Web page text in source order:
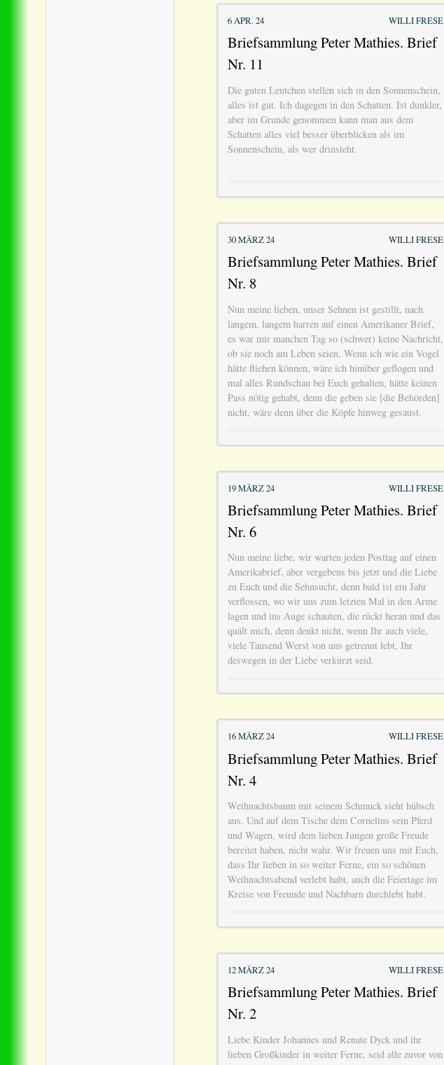
6 APR. 24 WILLI FRESE
Briefsammlung Peter Mathies. Brief
Nr. 11
Die guten Leutchen stellen sich in den Sonnenschein,
alles ist gut. Ich dagegen in den Schatten. Ist dunkler,
aber im Grunde genommen kann man aus dem
Schatten alles viel besser überblicken als im
Sonnenschein, als wer drinsteht.
30 MÄRZ 24 WILLI FRESE
Briefsammlung Peter Mathies. Brief
Nr. 8
Nun meine lieben, unser Sehnen ist gestillt, nach
langem, langem harren auf einen Amerikaner Brief,
es war mir manchen Tag so (schwer) keine Nachricht,
ob sie noch am Leben seien, Wenn ich wie ein Vogel
hätte fliehen können, wäre ich hinüber geflogen und
mal alles Rundschau bei Euch gehalten, hätte keinen
Pass nötig gehabt, denn die geben sie [die Behörden]
nicht, wäre denn über die Köpfe hinweg gesaust.
19 MÄRZ 24 WILLI FRESE
Briefsammlung Peter Mathies. Brief
Nr. 6
Nun meine liebe, wir warten jeden Posttag auf einen
Amerikabrief, aber vergebens bis jetzt und die Liebe
zu Euch und die Sehnsucht, denn bald ist ein Jahr
verflossen, wo wir uns zum letzten Mal in den Arme
lagen und ins Auge schauten, die rückt heran und das
quält mich, denn denkt nicht, wenn Ihr auch viele,
viele Tausend Werst von uns getrennt lebt, Ihr
deswegen in der Liebe verkürzt seid.
16 MÄRZ 24 WILLI FRESE
Briefsammlung Peter Mathies. Brief
Nr. 4
Weihnachtsbaum mit seinem Schmuck sieht hübsch
aus. Und auf dem Tische dem Cornelius sein Pferd
und Wagen, wird dem lieben Jungen große Freude
bereitet haben, nicht wahr. Wir freuen uns mit Euch,
dass Ihr lieben in so weiter Ferne, ein so schönen
Weihnachtsabend verlebt habt, auch die Feiertage im
Kreise von Freunde und Nachbarn durchlebt habt.
12 MÄRZ 24 WILLI FRESE
Briefsammlung Peter Mathies. Brief
Nr. 2
Liebe Kinder Johannes und Renate Dyck und ihr
lieben Großkinder in weiter Ferne, seid alle zuvor von